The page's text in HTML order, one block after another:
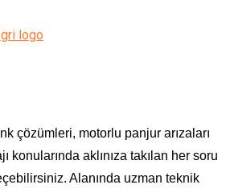
çözümleri, motorlu panjur arızaları
konularında aklınıza takılan her soru
Alanında uzman teknik